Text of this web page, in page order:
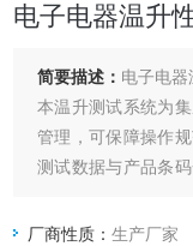
电子电器温升
简要描述： 电子电
本温升测试系统为
管理，可保障操作
测试数据与产品条
系统可实时采集并
厂商性质：生产厂家